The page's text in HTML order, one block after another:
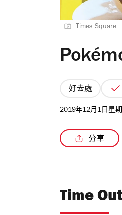
Times Square
好去處
2019年12月1日星
分享
Time